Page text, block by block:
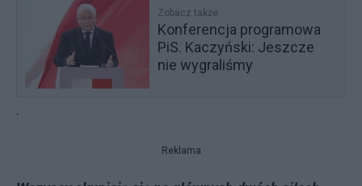
Zobacz także
Konferencja programowa
PiS. Kaczyński: Jeszcze
nie wygraliśmy
.
Reklama